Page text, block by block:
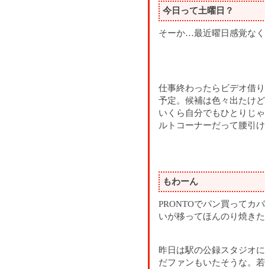
今日って土曜日？
そーか…最近曜日感覚な
仕事終わったらビデオ借
予定。候補は色々出たけ
いくら自分でもひとりじ
ルトコーナーだって腰引
もわーん
PRONTOでパン買ってカ
いが移ってほんのり焼き
昨日は駅の公録スタジオ
だファンもいたそうな。